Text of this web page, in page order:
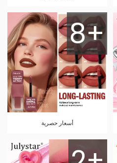
8+
أسعار حصرية